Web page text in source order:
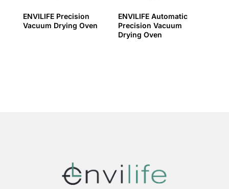
ENVILIFE Precision
Vacuum Drying Oven
ENVILIFE Automatic
Precision Vacuum
Drying Oven